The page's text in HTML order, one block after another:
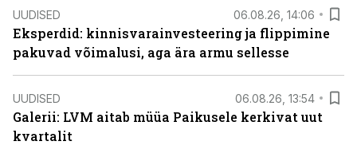
UUDISED 06.08.26, 14:06
Eksperdid: kinnisvarainvesteering ja flippimine
pakuvad võimalusi, aga ära armu sellesse
UUDISED 06.08.26, 13:54
Galerii: LVM aitab müüa Paikusele kerkivat uut
kvartalit